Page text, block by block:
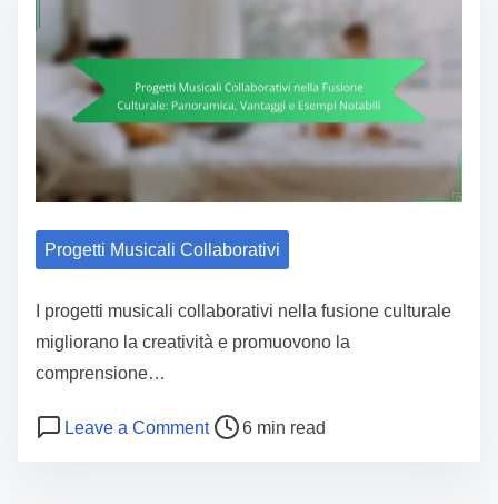
Progetti Musicali Collaborativi
I progetti musicali collaborativi nella fusione culturale
migliorano la creatività e promuovono la
comprensione…
Leave a Commenton Progetti Musicali Collaborativi
Post read time 6 min read